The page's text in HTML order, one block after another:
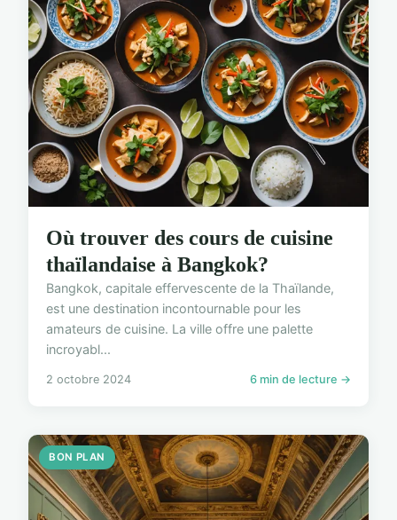
Où trouver des cours de cuisine
thaïlandaise à Bangkok?
Bangkok, capitale effervescente de la Thaïlande,
est une destination incontournable pour les
amateurs de cuisine. La ville offre une palette
incroyabl...
2 octobre 2024 6 min de lecture →
BON PLAN